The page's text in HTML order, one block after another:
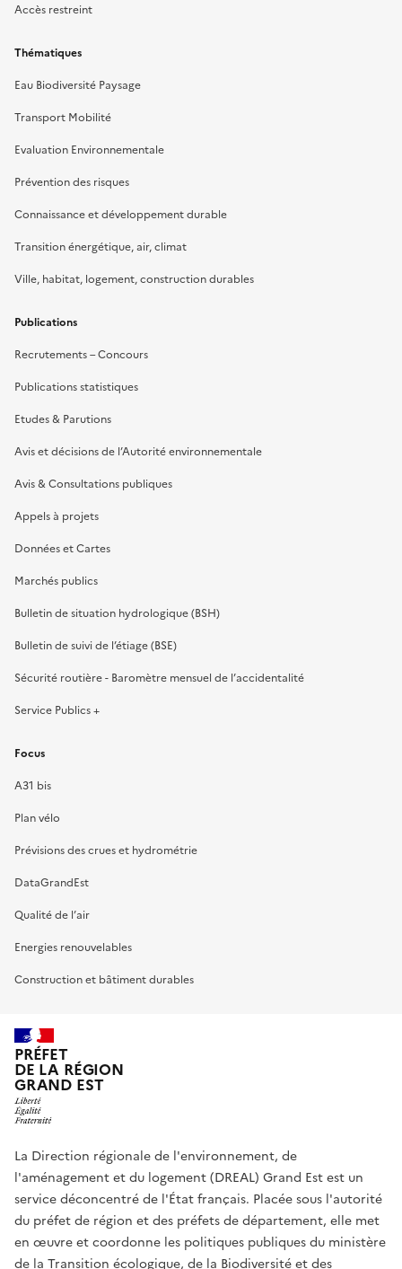
Accès restreint
Thématiques
Eau Biodiversité Paysage
Transport Mobilité
Evaluation Environnementale
Prévention des risques
Connaissance et développement durable
Transition énergétique, air, climat
Ville, habitat, logement, construction durables
Publications
Recrutements – Concours
Publications statistiques
Etudes & Parutions
Avis et décisions de l’Autorité environnementale
Avis & Consultations publiques
Appels à projets
Données et Cartes
Marchés publics
Bulletin de situation hydrologique (BSH)
Bulletin de suivi de l’étiage (BSE)
Sécurité routière - Baromètre mensuel de l’accidentalité
Service Publics +
Focus
A31 bis
Plan vélo
Prévisions des crues et hydrométrie
DataGrandEst
Qualité de l’air
Energies renouvelables
Construction et bâtiment durables
PRÉFET
DE LA RÉGION
GRAND EST
La Direction régionale de l'environnement, de
l'aménagement et du logement (DREAL) Grand Est est un
service déconcentré de l'État français. Placée sous l'autorité
du préfet de région et des préfets de département, elle met
en œuvre et coordonne les politiques publiques du ministère
de la Transition écologique, de la Biodiversité et des